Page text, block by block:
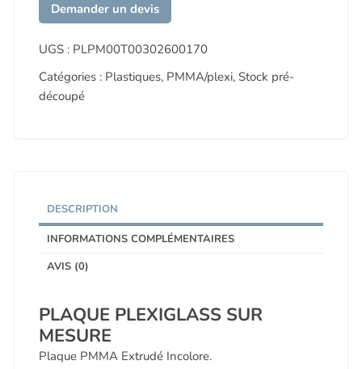
Demander un devis
UGS : PLPM00T00302600170
Catégories : Plastiques, PMMA/plexi,Stock pré-
découpé
DESCRIPTION
INFORMATIONS COMPLÉMENTAIRES
AVIS (0)
PLAQUE PLEXIGLASS SUR
MESURE
Plaque PMMA Extrudé Incolore.